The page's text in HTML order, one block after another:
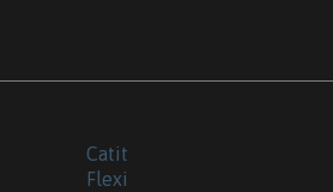
Catit
Flexi